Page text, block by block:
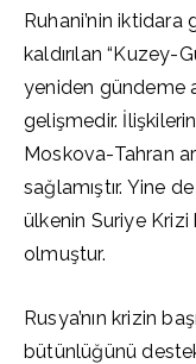
Ruhani’nin
kaldırılan “Kuzey-
yeniden gündeme
gelişmedir.
Moskova-Tahran
sağlamıştır. Yine
ülkenin Suriye
olmuştur.
Rusya’nın krizin
bütünlüğünü